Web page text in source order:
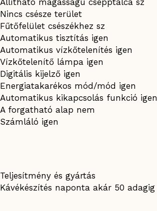
Állítható magasságú csepptálca sz
Nincs csésze terület
Fűtőfelület csészékhez sz
Automatikus tisztítás igen
Automatikus vízkőtelenítés igen
Vízkőtelenítő lámpa igen
Digitális kijelző igen
Energiatakarékos mód/mód igen
Automatikus kikapcsolás funkció igen
A forgatható alap nem
Számláló igen
Teljesítmény és gyártás
Kávékészítés naponta akár 50 adagig